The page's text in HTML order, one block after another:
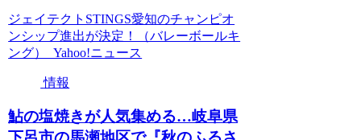
ジェイテクトSTINGS愛知のチャンピオ
ンシップ進出が決定！（バレーボールキ
ング） Yahoo!ニュース
情報
鮎の塩焼きが人気集める…岐阜県